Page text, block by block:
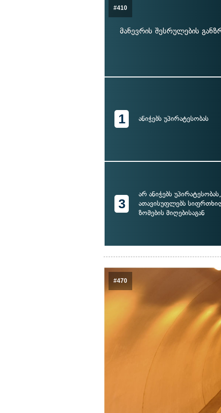
#410
მანევრის შესრულების
1 ანიჭებს უპირატესობას
3
არ ანიჭებს
ათავისუფლებს
ზომების მიღებისაგან
#470